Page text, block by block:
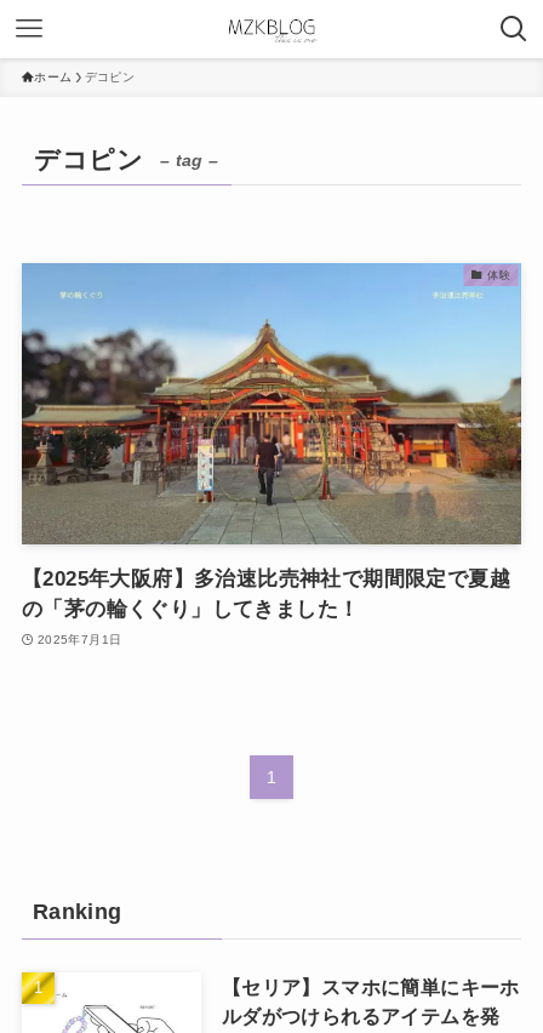
ホーム デコピン
デコピン – tag –
体験
【2025年大阪府】多治速比売神社で期間限定で夏越
の「茅の輪くぐり」してきました！
2025年7月1日
1
Ranking
【セリア】スマホに簡単にキーホ
ルダがつけられるアイテムを発